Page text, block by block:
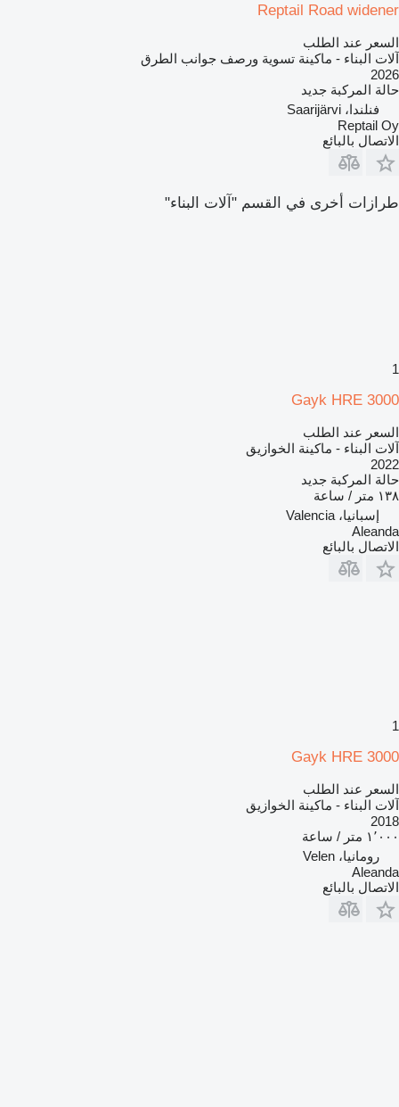
Reptail Road widener
السعر عند الطلب
آلات البناء - ماكينة تسوية ورصف جوانب الطرق
2026
حالة المركبة جديد
فنلندا، Saarijärvi
Reptail Oy
الاتصال بالبائع
طرازات أخرى في القسم "آلات البناء"
1
Gayk HRE 3000
السعر عند الطلب
آلات البناء - ماكينة الخوازيق
2022
حالة المركبة جديد
١٣٨ متر / ساعة
إسبانيا، Valencia
Aleanda
الاتصال بالبائع
1
Gayk HRE 3000
السعر عند الطلب
آلات البناء - ماكينة الخوازيق
2018
١٬٠٠٠ متر / ساعة
رومانيا، Velen
Aleanda
الاتصال بالبائع